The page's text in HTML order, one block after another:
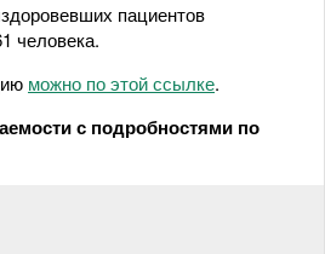
пациентов
человека.
можно по этой ссылке.
с подробностями по